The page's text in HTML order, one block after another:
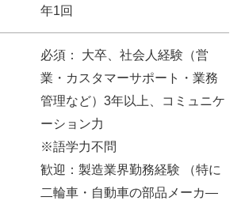
年1回
必須： 大卒、社会人経験（営
業・カスタマーサポート・業務
管理など）3年以上、コミュニケ
ーション力
※語学力不問
歓迎：製造業界勤務経験 （特に
二輪車・自動車の部品メーカ―